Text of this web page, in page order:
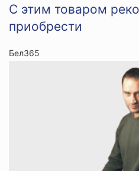
С этим товаром
приобрести
Бел365